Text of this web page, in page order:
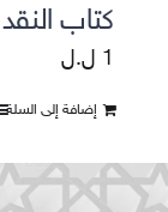
كتاب النقد
1 ل.ل
إضافة إلى السلة